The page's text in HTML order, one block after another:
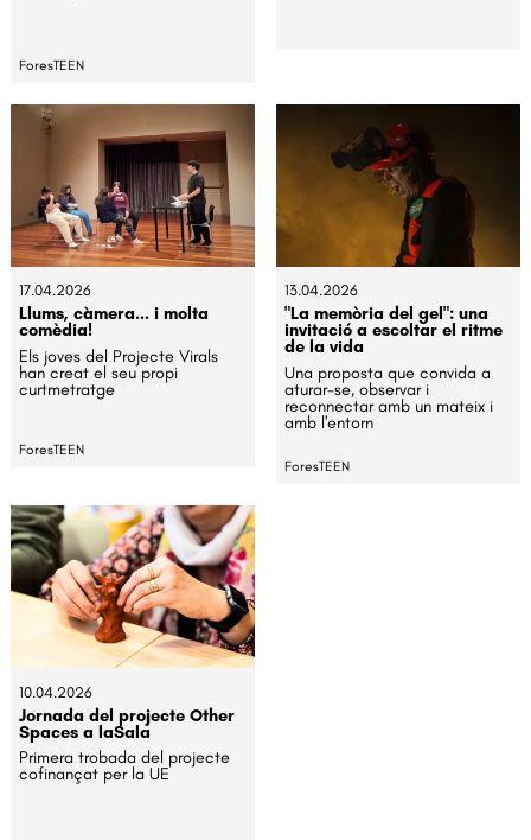
ForesTEEN
17.04.2026
Llums, càmera... i molta
comèdia!
Els joves del Projecte Virals
han creat el seu propi
curtmetratge
ForesTEEN
13.04.2026
"La memòria del gel": una
invitació a escoltar el ritme
de la vida
Una proposta que convida a
aturar-se, observar i
reconnectar amb un mateix i
amb l'entorn
ForesTEEN
10.04.2026
Jornada del projecte Other
Spaces a laSala
Primera trobada del projecte
cofinançat per la UE